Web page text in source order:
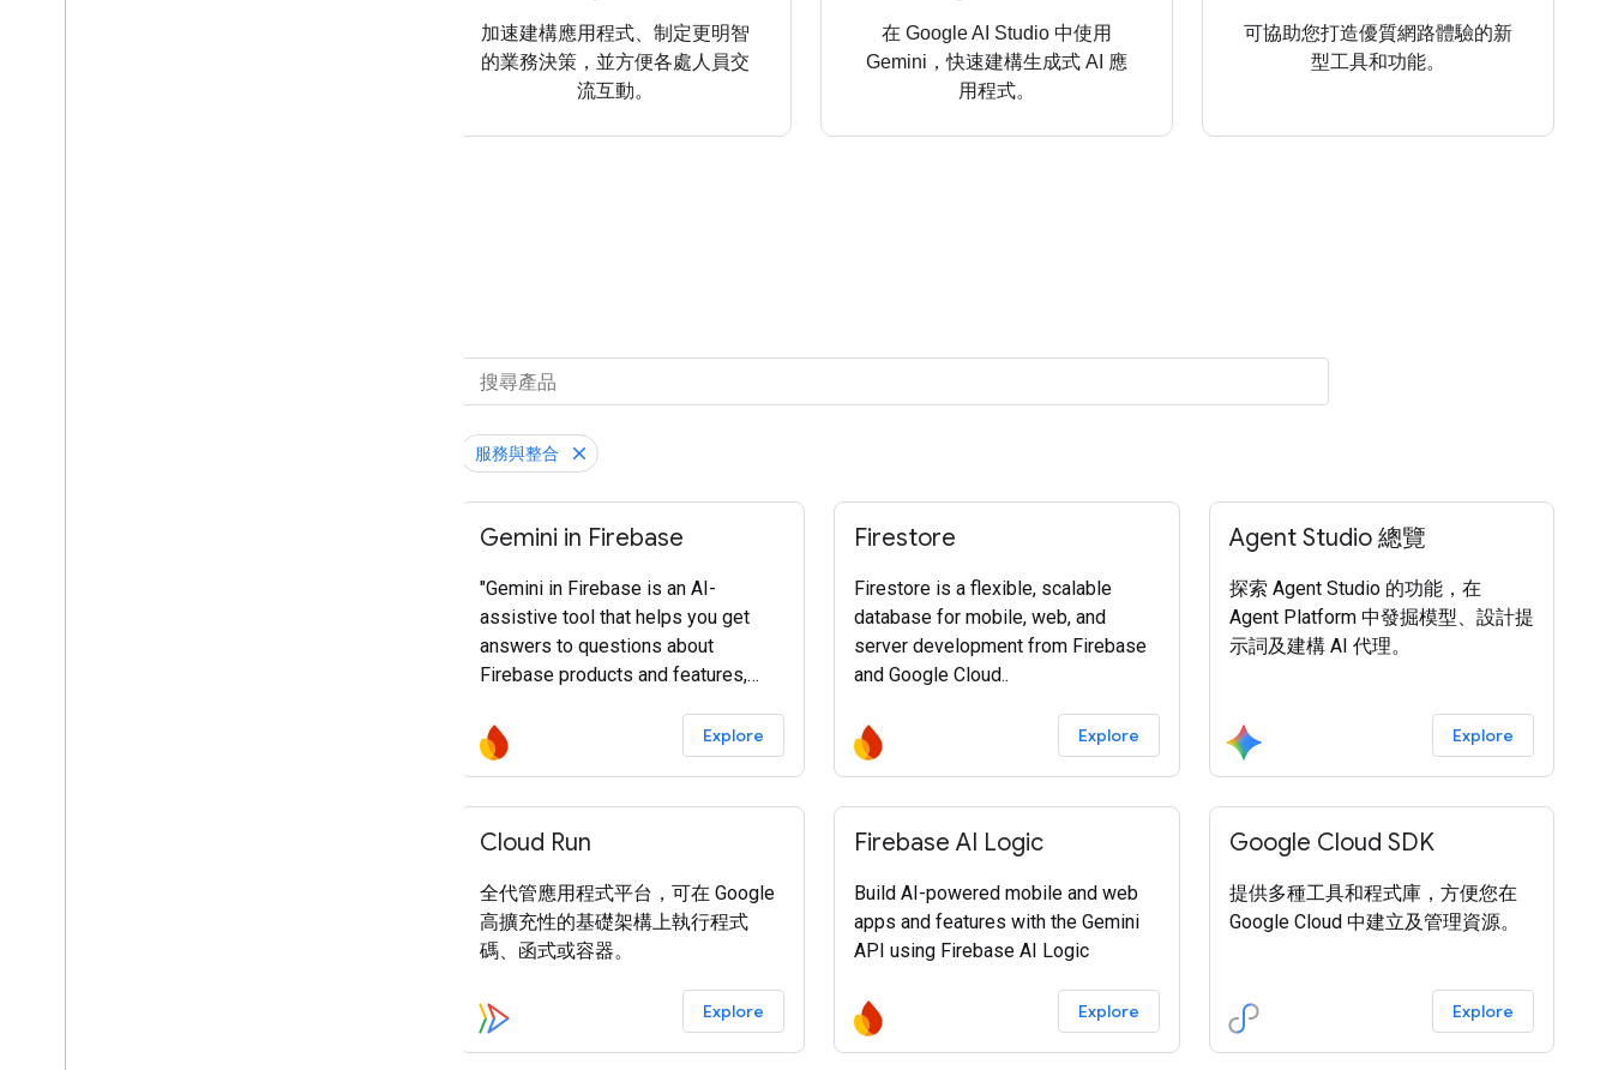
加速建構應用程式、制定更明智
的業務決策，並方便各處人員交
流互動。
在 Google AI Studio 中使用
Gemini，快速建構生成式 AI 應
用程式。
可協助您打造優質網路體驗的新
型工具和功能。
服務與整合
Gemini in Firebase
"Gemini in Firebase is an AI-
assistive tool that helps you get
answers to questions about
Firebase products and features,
development, and shortens your
troubleshooting process."
Explore
Firestore
Firestore is a flexible, scalable
database for mobile, web, and
server development from Firebase
and Google Cloud..
Explore
Agent Studio 總覽
探索 Agent Studio 的功能，在
Agent Platform 中發掘模型、設計提
示詞及建構 AI 代理。
Explore
Cloud Run
全代管應用程式平台，可在 Google
高擴充性的基礎架構上執行程式
碼、函式或容器。
Explore
Firebase AI Logic
Build AI-powered mobile and web
apps and features with the Gemini
API using Firebase AI Logic
Explore
Google Cloud SDK
提供多種工具和程式庫，方便您在
Google Cloud 中建立及管理資源。
Explore